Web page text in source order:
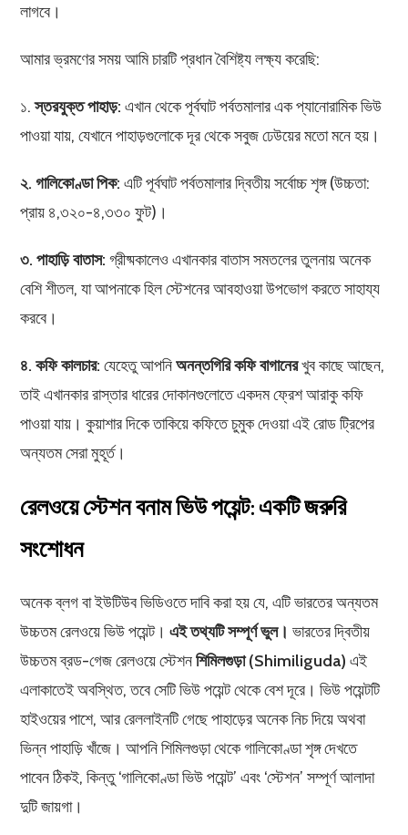
লাগবে।
আমার ভ্রমণের সময় আমি চারটি প্রধান বৈশিষ্ট্য লক্ষ্য করেছি:
১.স্তরযুক্ত পাহাড়: এখান থেকে পূর্বঘাট পর্বতমালার এক প্যানোরামিক ভিউ
পাওয়া যায়, যেখানে পাহাড়গুলোকে দূর থেকে সবুজ ঢেউয়ের মতো মনে হয়।
২. গালিকোণ্ডা পিক: এটি পূর্বঘাট পর্বতমালার দ্বিতীয় সর্বোচ্চ শৃঙ্গ (উচ্চতা:
প্রায় ৪,৩২০-৪,৩৩০ ফুট)।
৩. পাহাড়ি বাতাস: গ্রীষ্মকালেও এখানকার বাতাস সমতলের তুলনায় অনেক
বেশি শীতল, যা আপনাকে হিল স্টেশনের আবহাওয়া উপভোগ করতে সাহায্য
করবে।
৪. কফি কালচার: যেহেতু আপনিঅনন্তগিরি কফি বাগানেরখুব কাছে আছেন,
তাই এখানকার রাস্তার ধারের দোকানগুলোতে একদম ফ্রেশ আরাকু কফি
পাওয়া যায়। কুয়াশার দিকে তাকিয়ে কফিতে চুমুক দেওয়া এই রোড ট্রিপের
অন্যতম সেরা মুহূর্ত।
রেলওয়ে স্টেশন বনাম ভিউ পয়েন্ট: একটি জরুরি
সংশোধন
অনেক ব্লগ বা ইউটিউব ভিডিওতে দাবি করা হয় যে, এটি ভারতের অন্যতম
উচ্চতম রেলওয়ে ভিউ পয়েন্ট।এই তথ্যটি সম্পূর্ণ ভুল। ভারতের দ্বিতীয়
উচ্চতম ব্রড-গেজ রেলওয়ে স্টেশনশিমিলগুড়া (Shimiliguda) এই
এলাকাতেই অবস্থিত, তবে সেটি ভিউ পয়েন্ট থেকে বেশ দূরে। ভিউ পয়েন্টটি
হাইওয়ের পাশে, আর রেললাইনটি গেছে পাহাড়ের অনেক নিচ দিয়ে অথবা
ভিন্ন পাহাড়ি খাঁজে। আপনি শিমিলগুড়া থেকে গালিকোণ্ডা শৃঙ্গ দেখতে
পাবেন ঠিকই, কিন্তু ‘গালিকোণ্ডা ভিউ পয়েন্ট’ এবং ‘স্টেশন’ সম্পূর্ণ আলাদা
দুটি জায়গা।